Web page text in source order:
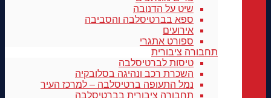
שיט על הדנובה
ספא בברטיסלבה והסביבה
אירועים
ספורט אתגרי
תחבורה ציבורית
טיסות לברטיסלבה
השכרת רכב ונהיגה בסלובקיה
נמל התעופה ברטיסלבה – למרכז העיר
תחבורה ציבורית בברטיסלבה